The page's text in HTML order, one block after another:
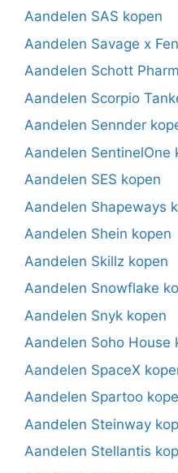
Aandelen SAS kopen
Aandelen Savage x
Aandelen Schott
Aandelen Scorpio
Aandelen Sennder
Aandelen SentinelOne
Aandelen SES kopen
Aandelen Shapeways
Aandelen Shein kopen
Aandelen Skillz kopen
Aandelen Snowflake
Aandelen Snyk kopen
Aandelen Soho House
Aandelen SpaceX
Aandelen Spartoo
Aandelen Steinway
Aandelen Stellantis